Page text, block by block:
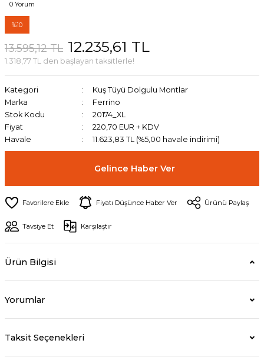
0 Yorum
%10
13.595,12 TL 12.235,61 TL
1.318,77 TL den başlayan taksitlerle!
Kategori
Kuş Tüyü Dolgulu Montlar
Marka
Ferrino
Stok Kodu
20174_XL
Fiyat
220,70 EUR + KDV
Havale
11.623,83 TL (%5,00 havale indirimi)
Gelince Haber Ver
Fiyatı Düşünce Haber Ver Ürünü Paylaş
Tavsiye Et Karşılaştır
Ürün Bilgisi
Yorumlar
Taksit Seçenekleri